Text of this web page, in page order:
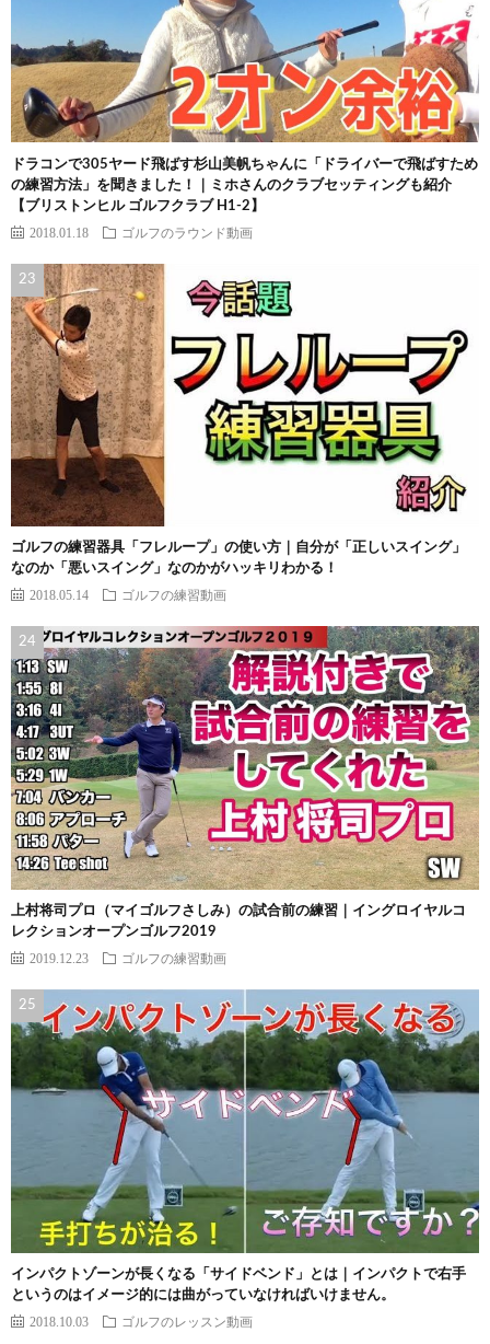
ドラコンで305ヤード飛ばす杉山美帆ちゃんに「ドライバーで飛ばすため
の練習方法」を聞きました！｜ミホさんのクラブセッティングも紹介
【ブリストンヒル ゴルフクラブ H1-2】
2018.01.18 ゴルフのラウンド動画
ゴルフの練習器具「フレループ」の使い方｜自分が「正しいスイング」
なのか「悪いスイング」なのかがハッキリわかる！
2018.05.14 ゴルフの練習動画
上村将司プロ（マイゴルフさしみ）の試合前の練習｜イングロイヤルコ
レクションオープンゴルフ2019
2019.12.23 ゴルフの練習動画
インパクトゾーンが長くなる「サイドベンド」とは｜インパクトで右手
というのはイメージ的には曲がっていなければいけません。
2018.10.03 ゴルフのレッスン動画